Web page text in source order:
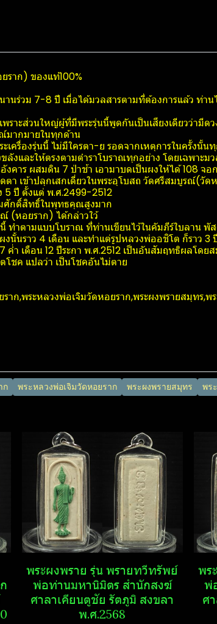
ราก) ของแท้100%
านร่วม 7-8 ปี เมื่อได้มวลสารตามที่ต้องการแล้ว ท่
ราะส่วนใหญ่ผู้ที่มีพระรุ่นนี้พูดกันเป็นเสียงเดียวว่ามี
มากมายในทุกด้าน
รื่องรุ่นนี้ ไม่มีใครตา-ย รอดจากเหตุการในครั้งนั้นทุ
และให้ตรงตามตำราโบราณทุกอย่าง โดยเฉพาะ
งคาร ผสมดิน 7 ป่าช้า เอามาบดเป็นผงให้ได้ 108
เข้าปลุกเสกเดี่ยวในพระอุโบสถ วัดศรีสมบูรณ์(วั
5 ปี ตั้งแต่ พ.ศ.2499-2512
ศักดิ์สิทธิ์ในพุทธคุณสูงมาก
(หอยราก) ได้กล่าวใว้
ำตามแบบโบราณ ที่ท่านเขียนไว้ในคัมภีร์ใบลาน พั
นราว 4 เดือน และทำแต่รูปหลวงพ่ออชิโต ก็ราว 3
ค่ำ เดือน 12 ปีระกา พ.ศ.2512 เป็นอันสัมฤทธิผลโด
ชค แปลว่า เป็นโชคอันไม่ตาย
,พระหลวงพ่อเจิมวัดหอยราก,พระผงพรายสมุทร​,พร
ก พระหลวงพ่อเจิมวัดหอยราก พระผงพรายสมุทร​ พร
พระ​ผงพราย​ รุ่น พรายทวีทรัพย์​
พ่อท่านมหานิ​มิตร​ สำนักสงฆ์​
ศาลา​เคียน​ตู​ชัย​ รัตภูมิ​ สงขลา​
พ.ศ.2568
พร
พ่
ศ